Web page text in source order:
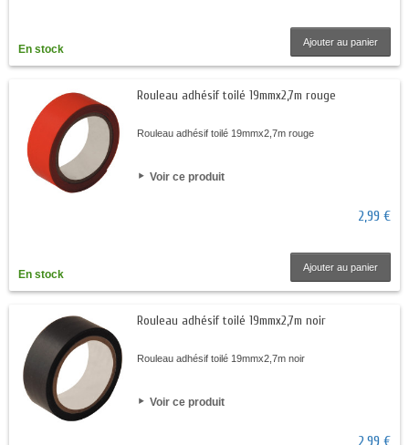
En stock
Ajouter au panier
Rouleau adhésif toilé 19mmx2,7m rouge
Rouleau adhésif toilé 19mmx2,7m rouge
Voir ce produit
2,99 €
En stock
Ajouter au panier
Rouleau adhésif toilé 19mmx2,7m noir
Rouleau adhésif toilé 19mmx2,7m noir
Voir ce produit
2,99 €